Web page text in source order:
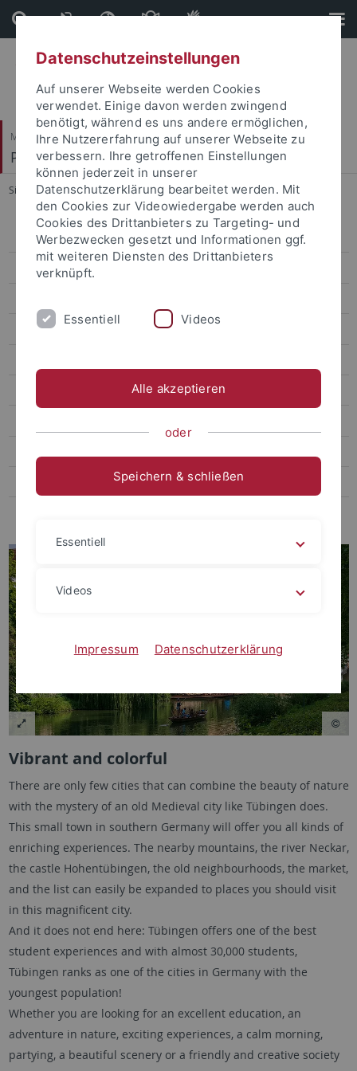
Direkt
zum
Inhalt
Direkt
zur
Fußleiste
Mathematisch-Naturwissenschaftliche Fakultät
Paläoanthropologie
Sie sind hier: Startseite ... Living and studying in Tübingen
Research
Studies
MSc in Paleoanthropology
Living and studying in Tübingen
Vibrant and colorful
There are only few cities that can combine the beauty of nature
with the mystery of an old Medieval city like Tübingen does.
This small town in southern Germany will offer you all kinds of
enriching experiences. The nearby mountains, the river Neckar,
the castle Hohentübingen, the old neighbourhoods, the market,
and the list can easily be expanded to places you should visit
in this magnificent city.
And it does not end here: Tübingen offers one of the best
student experiences and with almost 30,000 students,
Tübingen ranks as one of the cities in Germany with the
youngest population!
Whether you are looking for an excellent education, an
adventure in nature, exciting experiences, a calm morning,
partying, a beautiful scenery or a friendly and creative society
Datenschutzeinstellungen
Auf unserer Webseite werden Cookies
verwendet. Einige davon werden zwingend
benötigt, während es uns andere ermöglichen,
Ihre Nutzererfahrung auf unserer Webseite zu
verbessern. Ihre getroffenen Einstellungen
können jederzeit in unserer
Datenschutzerklärung bearbeitet werden. Mit
den Cookies zur Videowiedergabe werden auch
Cookies des Drittanbieters zu Targeting- und
Werbezwecken gesetzt und Informationen ggf.
mit weiteren Diensten des Drittanbieters
verknüpft.
Essentiell Videos
Alle akzeptieren
oder
Speichern & schließen
Essentiell
Videos
Impressum Datenschutzerklärung